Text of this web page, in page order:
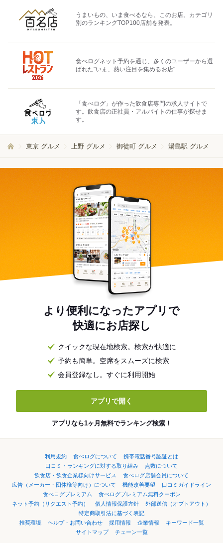
うまいもの、いま食べるなら、このお店。カテゴリ
別のランキングTOP100店舗を発表。
食べログネット予約を通じ、多くのユーザーから選
ばれた"いま、熱い注目を集めるお店"
「食べログ」が作った飲食店専門の求人サイトで
す。飲食店の正社員・アルバイトの仕事が探せま
す。
東京 グルメ 上野 グルメ 御徒町 グルメ 湯島駅 グルメ
より便利になったアプリで
快適にお店探し
クイックな現在地検索。検索が快適に
予約も簡単。空席をスムーズに検索
会員登録なし。すぐに利用開始
アプリで開く
アプリなら1ヶ月無料でランキング検索！
利用規約 食べログについて
携帯電話番号認証とは
口コミ・ランキングに対する取り組み
点数について
飲食店・飲食企業様向けサービス
食べログ店舗会員について
広告（メーカー・団体様等向け）について
機能改善要望
口コミガイドライン
食べログプレミアム
食べログプレミアム無料クーポン
ネット予約（リクエスト予約）
個人情報保護方針
外部送信（オプトアウト）
特定商取引法に基づく表記
推奨環境
ヘルプ・お問い合わせ 採用情報 企業情報
キーワード一覧
サイトマップ
チェーン一覧